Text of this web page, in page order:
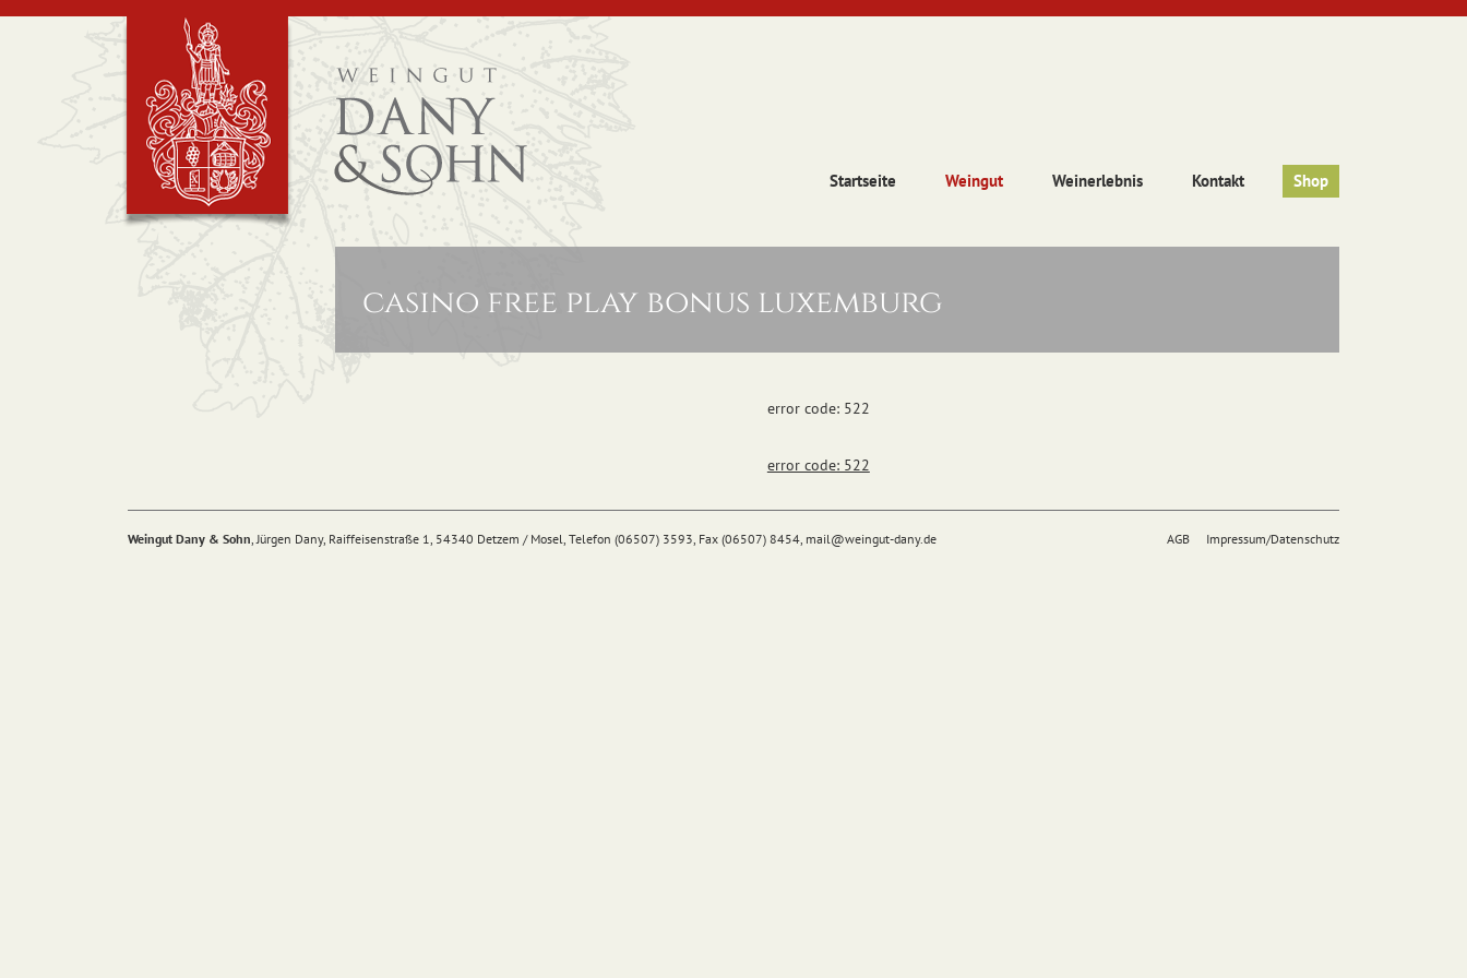
Startseite Weingut Weinerlebnis Kontakt Shop
casino free play bonus luxemburg
error code: 522
error code: 522
AGB Impressum/Datenschutz
Weingut Dany & Sohn, Jürgen Dany, Raiffeisenstraße 1, 54340 Detzem / Mosel, Telefon (06507) 3593, Fax (06507) 8454, mail@weingut-dany.de